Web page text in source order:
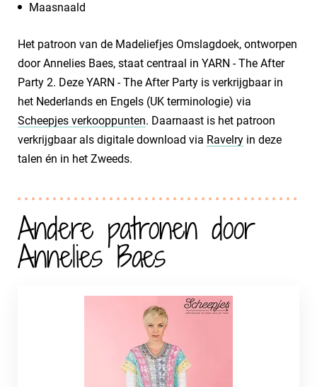
Maasnaald
Het patroon van de Madeliefjes Omslagdoek, ontworpen
door Annelies Baes, staat centraal in YARN - The After
Party 2. Deze YARN - The After Party is verkrijgbaar in
het Nederlands en Engels (UK terminologie) via
Scheepjes verkooppunten. Daarnaast is het patroon
verkrijgbaar als digitale download via Ravelry in deze
talen én in het Zweeds.
Andere patronen door
Annelies Baes